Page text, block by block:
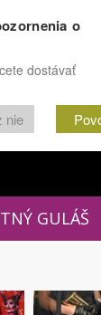
GULÁŠ
o
dostávať
nie